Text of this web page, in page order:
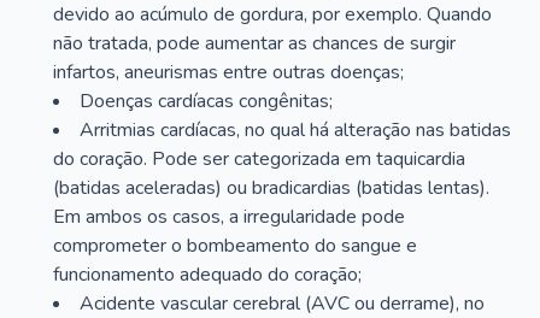
devido ao acúmulo de gordura, por exemplo. Quando
não tratada, pode aumentar as chances de surgir
infartos, aneurismas entre outras doenças;
Doenças cardíacas congênitas;
Arritmias cardíacas, no qual há alteração nas batidas
do coração. Pode ser categorizada em taquicardia
(batidas aceleradas) ou bradicardias (batidas lentas).
Em ambos os casos, a irregularidade pode
comprometer o bombeamento do sangue e
funcionamento adequado do coração;
Acidente vascular cerebral (AVC ou derrame), no